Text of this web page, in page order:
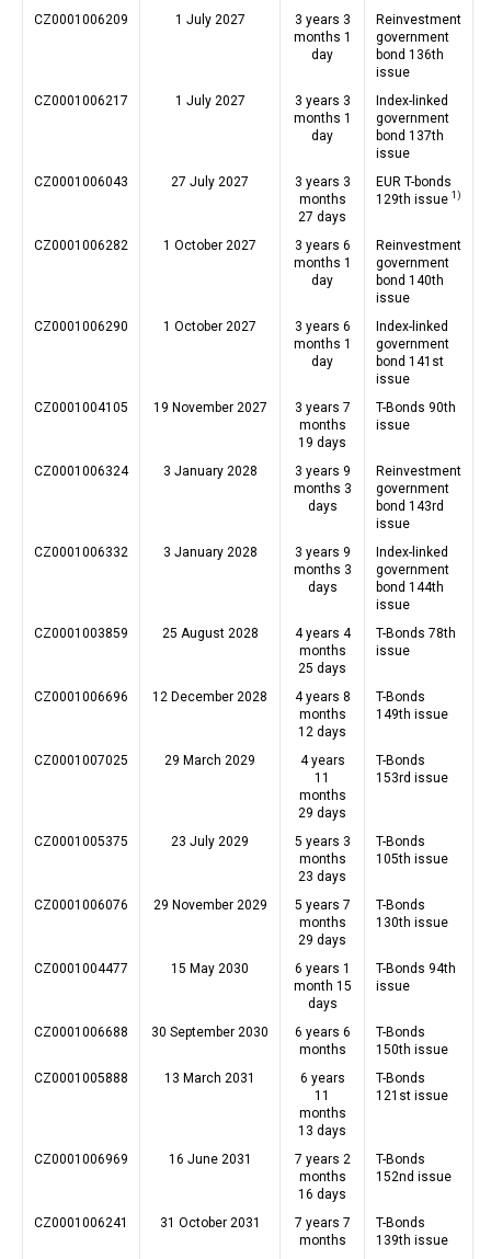
CZ0001006209
1 July 2027
3 years 3
months 1
day
Reinvestment
government
bond 136th
issue
CZ0001006217
1 July 2027
3 years 3
months 1
day
Index-linked
government
bond 137th
issue
CZ0001006043
27 July 2027
3 years 3
months
27 days
EUR T-bonds
129th issue 1)
CZ0001006282 1 October 2027
3 years 6
months 1
day
Reinvestment
government
bond 140th
issue
CZ0001006290
1 October 2027
3 years 6
months 1
day
Index-linked
government
bond 141st
issue
CZ0001004105
19 November 2027
3 years 7
months
19 days
T-Bonds 90th
issue
CZ0001006324 3 January 2028
3 years 9
months 3
days
Reinvestment
government
bond 143rd
issue
CZ0001006332
3 January 2028
3 years 9
months 3
days
Index-linked
government
bond 144th
issue
CZ0001003859
25 August 2028
4 years 4
months
25 days
T-Bonds 78th
issue
CZ0001006696 12 December 2028
4 years 8
months
12 days
T-Bonds
149th issue
CZ0001007025 29 March 2029
4 years
11
months
29 days
T-Bonds
153rd issue
CZ0001005375 23 July 2029
5 years 3
months
23 days
T-Bonds
105th issue
CZ0001006076 29 November 2029
5 years 7
months
29 days
T-Bonds
130th issue
CZ0001004477 15 May 2030
6 years 1
month 15
days
T-Bonds 94th
issue
CZ0001006688 30 September 2030
6 years 6
months
T-Bonds
150th issue
CZ0001005888
13 March 2031
6 years
11
months
13 days
T-Bonds
121st issue
CZ0001006969 16 June 2031
7 years 2
months
16 days
T-Bonds
152nd issue
CZ0001006241 31 October 2031
7 years 7
months
T-Bonds
139th issue